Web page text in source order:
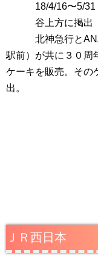
18/4/16〜5/31
谷上方に掲出（
北神急行とANA
駅前）が共に３０周
ケーキを販売。その
出。
ＪＲ西日本